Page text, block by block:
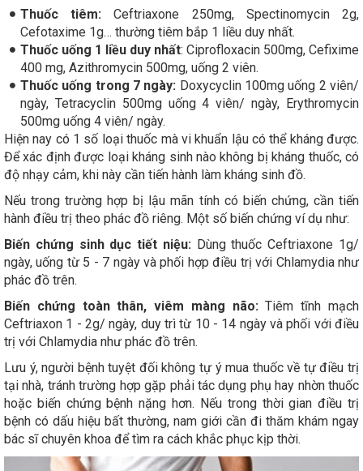
Thuốc tiêm:Ceftriaxone 250mg, Spectinomycin 2g,
Cefotaxime 1g… thường tiêm bắp 1 liều duy nhất.
Thuốc uống 1 liều duy nhất: Ciprofloxacin 500mg, Cefixime
400 mg, Azithromycin 500mg, uống 2 viên.
Thuốc uống trong 7 ngày: Doxycyclin 100mg uống 2 viên/
ngày, Tetracyclin 500mg uống 4 viên/ ngày, Erythromycin
500mg uống 4 viên/ ngày.
Hiện nay có 1 số loại thuốc mà vi khuẩn lậu có thể kháng được.
Để xác định được loại kháng sinh nào không bị kháng thuốc, có
độ nhạy cảm, khi này cần tiến hành làm kháng sinh đồ.
Nếu trong trường hợp bị lậu mãn tính có biến chứng, cần tiến
hành điều trị theo phác đồ riêng. Một số biến chứng ví dụ như:
Biến chứng sinh dục tiết niệu: Dùng thuốc Ceftriaxone 1g/
ngày, uống từ 5 - 7 ngày và phối hợp điều trị với Chlamydia như
phác đồ trên.
Biến chứng toàn thân, viêm màng não:Tiêm tĩnh mạch
Ceftriaxon 1 - 2g/ ngày, duy trì từ 10 - 14 ngày và phối với điều
trị với Chlamydia như phác đồ trên.
Lưu ý, người bệnh tuyệt đối không tự ý mua thuốc về tự điều trị
tại nhà, tránh trường hợp gặp phải tác dụng phụ hay nhờn thuốc
hoặc biến chứng bệnh nặng hơn. Nếu trong thời gian điều trị
bệnh có dấu hiệu bất thường, nam giới cần đi thăm khám ngay
bác sĩ chuyên khoa để tìm ra cách khắc phục kịp thời.